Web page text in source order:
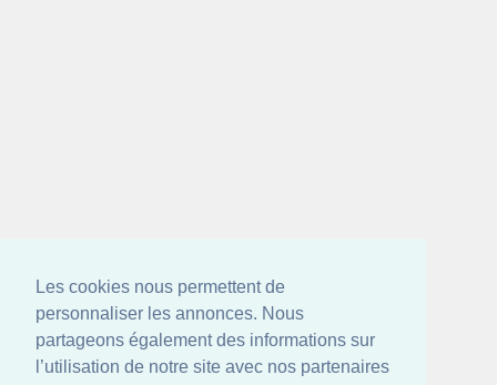
Les cookies nous permettent de
personnaliser les annonces. Nous
partageons également des informations sur
l’utilisation de notre site avec nos partenaires